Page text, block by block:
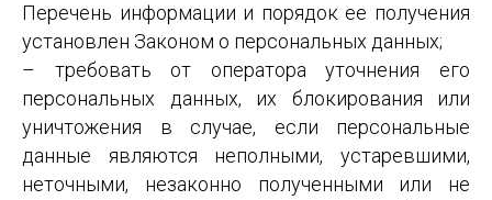
Перечень информации и порядок ее получения
установлен Законом о персональных данных;
– требовать от оператора уточнения его
персональных данных, их блокирования или
уничтожения в случае, если персональные
данные являются неполными, устаревшими,
неточными, незаконно полученными или не